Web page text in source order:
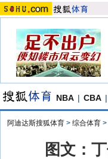
NBA | CBA |
阿迪达斯搜狐体育 > 综合体育 >
图文：